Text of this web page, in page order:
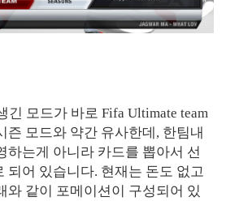
긴 모드가 바로 Fifa Ultimate team
즌 모드와 약간 유사한데, 한팀내
하는게 아니라 카드를 뽑아서 선
되어 있습니다. 현재는 돈도 없고
와 같이 포메이션이 구성되어 있